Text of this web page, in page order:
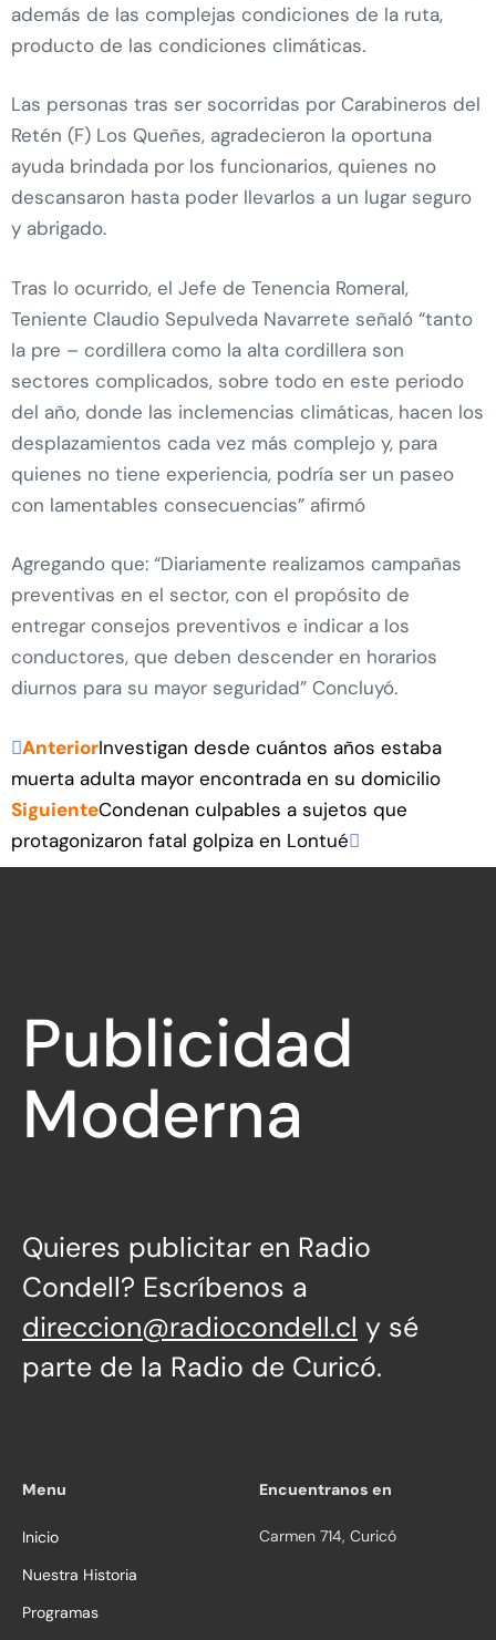
además de las complejas condiciones de la ruta,
producto de las condiciones climáticas.
Las personas tras ser socorridas por Carabineros del
Retén (F) Los Queñes, agradecieron la oportuna
ayuda brindada por los funcionarios, quienes no
descansaron hasta poder llevarlos a un lugar seguro
y abrigado.
Tras lo ocurrido, el Jefe de Tenencia Romeral,
Teniente Claudio Sepulveda Navarrete señaló “tanto
la pre – cordillera como la alta cordillera son
sectores complicados, sobre todo en este periodo
del año, donde las inclemencias climáticas, hacen los
desplazamientos cada vez más complejo y, para
quienes no tiene experiencia, podría ser un paseo
con lamentables consecuencias” afirmó
Agregando que: “Diariamente realizamos campañas
preventivas en el sector, con el propósito de
entregar consejos preventivos e indicar a los
conductores, que deben descender en horarios
diurnos para su mayor seguridad” Concluyó.
AnteriorInvestigan desde cuántos años estaba
muerta adulta mayor encontrada en su domicilio
SiguienteCondenan culpables a sujetos que
protagonizaron fatal golpiza en Lontué
Publicidad
Moderna
Quieres publicitar en Radio
Condell? Escríbenos a
direccion@radiocondell.cl y sé
parte de la Radio de Curicó.
Menu
Inicio
Nuestra Historia
Programas
Encuentranos en
Carmen 714, Curicó